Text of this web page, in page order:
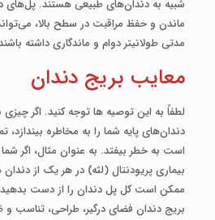
شبیه به دندان‌های طبیعی هستند. پل‌های
مدتی طولانی­تر دوام و ماندگاری داشته
معایب بریج دندان
لطفاً به این توصیه­ ها توجه کنید. اگر
دندان‌های پایه شما را به مخاطره
است به خطر بیفتد. به عنوان مثال، اگر
بیماری پریودنتال (لثه) در هر یک از دندان
ممکن است کل پل دندان را از دست
بریج دندان فضای درگیر، طراحی، تناسب و